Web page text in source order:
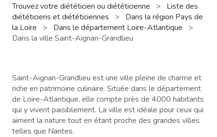
Trouvez votre diététicien ou diététicienne >
Liste des
diététiciens et diététiciennes
>
Dans la région Pays de
la Loire
> Dans le département Loire-Atlantique
>
Dans la ville Saint-Aignan-Grandlieu
Saint-Aignan-Grandlieu est une ville pleine de charme et
riche en patrimoine culinaire. Située dans le département
de Loire-Atlantique, elle compte près de 4000 habitants
qui y vivent paisiblement. La ville est idéale pour ceux qui
aiment la nature tout en étant proche des grandes villes
telles que Nantes.